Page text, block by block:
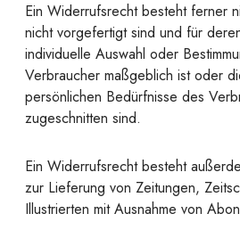
Ein Widerrufsrecht besteht ferner
nicht vorgefertigt sind und für
individuelle Auswahl oder
Verbraucher maßgeblich ist oder
persönlichen Bedürfnisse des
zugeschnitten sind.
Ein Widerrufsrecht besteht
zur Lieferung von Zeitungen,
Illustrierten mit Ausnahme von